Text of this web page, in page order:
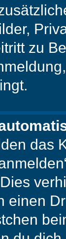
zu
das
einen